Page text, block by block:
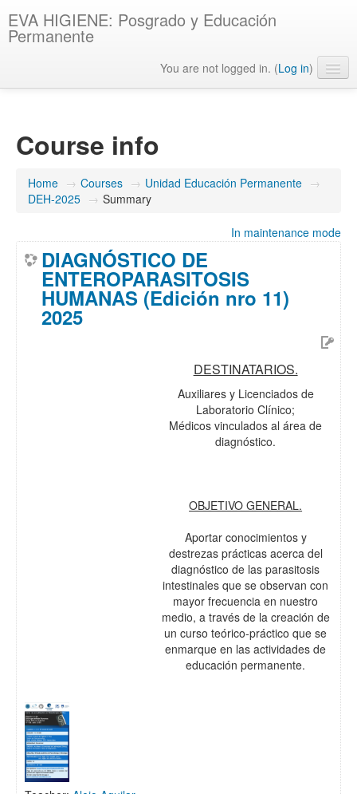
EVA HIGIENE: Posgrado y Educación
Permanente
You are not logged in. (Log in)
Course info
Home → Courses → Unidad Educación Permanente →
DEH-2025 → Summary
In maintenance mode
DIAGNÓSTICO DE
ENTEROPARASITOSIS
HUMANAS (Edición nro 11)
2025
DESTINATARIOS.
Auxiliares y Licenciados de
Laboratorio Clínico;
Médicos vinculados al área de
diagnóstico.
OBJETIVO GENERAL.
Aportar conocimientos y
destrezas prácticas acerca del
diagnóstico de las parasitosis
intestinales que se observan con
mayor frecuencia en nuestro
medio, a través de la creación de
un curso teórico-práctico que se
enmarque en las actividades de
educación permanente.